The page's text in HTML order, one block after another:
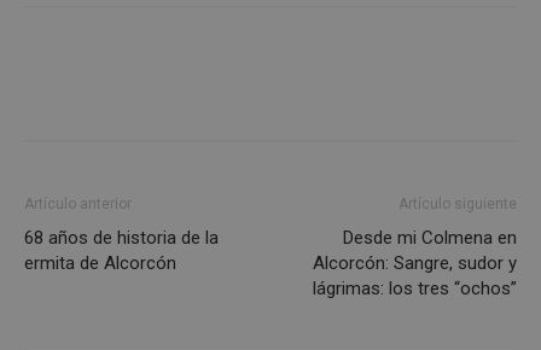
Artículo anterior
68 años de historia de la
ermita de Alcorcón
Artículo siguiente
Desde mi Colmena en
Alcorcón: Sangre, sudor y
lágrimas: los tres “ochos”